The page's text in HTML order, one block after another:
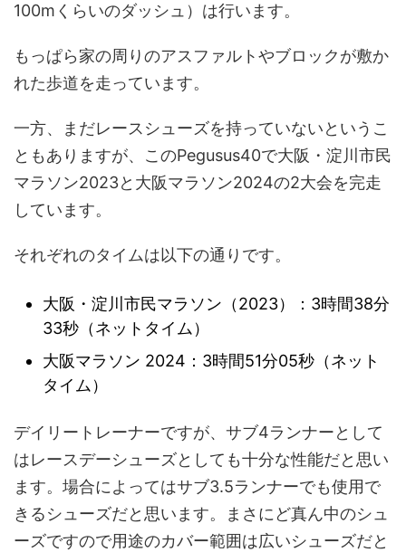
100mくらいのダッシュ）は行います。
もっぱら家の周りのアスファルトやブロックが敷か
れた歩道を走っています。
一方、まだレースシューズを持っていないというこ
ともありますが、このPegusus40で大阪・淀川市民
マラソン2023と大阪マラソン2024の2大会を完走
しています。
それぞれのタイムは以下の通りです。
大阪・淀川市民マラソン（2023）：3時間38分
33秒（ネットタイム）
大阪マラソン 2024：3時間51分05秒（ネット
タイム）
デイリートレーナーですが、サブ4ランナーとして
はレースデーシューズとしても十分な性能だと思い
ます。場合によってはサブ3.5ランナーでも使用で
きるシューズだと思います。まさにど真ん中のシュ
ーズですので用途のカバー範囲は広いシューズだと